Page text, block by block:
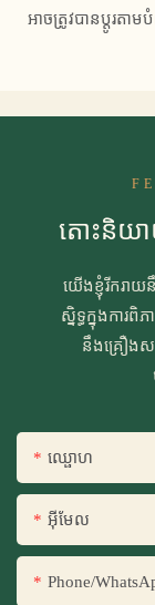
អាចត្រូវបានប្ដូរតា
តោះនិយ
យើងខ្ញុំរីករ
ស្និទ្ធក្នុងកា
នឹងគ្រឿងស
ឈ្ផោហ
អ៊ីមែល
Phone/